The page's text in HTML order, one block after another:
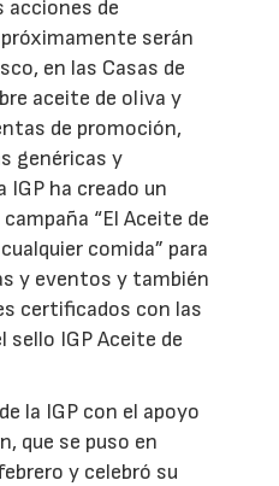
acciones de
serán
en las Casas de
aceite de oliva y
de promoción,
genéricas y
IGP ha creado un
“El Aceite de
comida” para
y eventos y también
certificados con las
sello IGP Aceite de
la IGP con el apoyo
que se puso en
y celebró su